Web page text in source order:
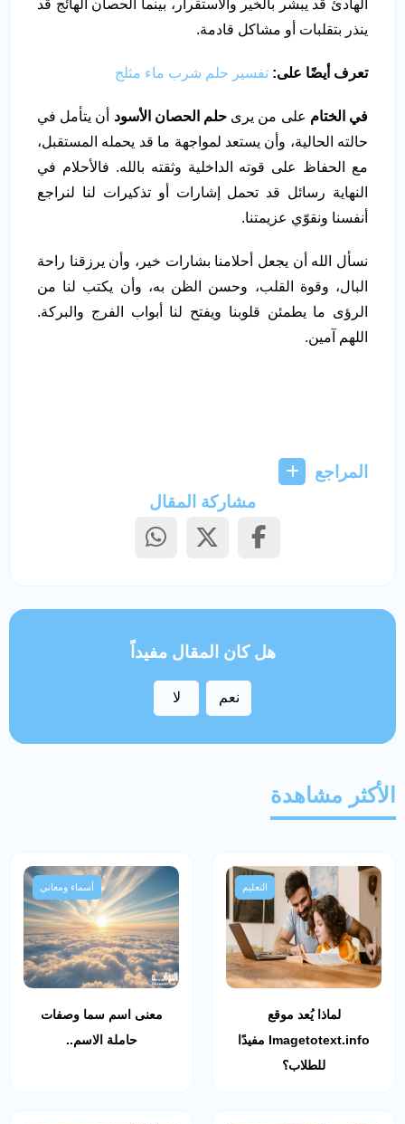
الهادئ قد يبشر بالخير والاستقرار، بينما الحصان الهائج قد
ينذر بتقلبات أو مشاكل قادمة.
تعرف أيضًا على: تفسير حلم شرب ماء مثلج
في الختام على من يرى حلم الحصان الأسود أن يتأمل في
حالته الحالية، وأن يستعد لمواجهة ما قد يحمله المستقبل،
مع الحفاظ على قوته الداخلية وثقته بالله. فالأحلام في
النهاية رسائل قد تحمل إشارات أو تذكيرات لنا لنراجع
أنفسنا ونقوّي عزيمتنا.
نسأل الله أن يجعل أحلامنا بشارات خير، وأن يرزقنا راحة
البال، وقوة القلب، وحسن الظن به، وأن يكتب لنا من
الرؤى ما يطمئن قلوبنا ويفتح لنا أبواب الفرج والبركة.
اللهم آمين.
المراجع
مشاركة المقال
هل كان المقال مفيداً
نعم لا
الأكثر مشاهدة
التعليم
لماذا يُعد موقع
Imagetotext.info مفيدًا
للطلاب؟
أسماء ومعاني
معنى اسم سما وصفات
حاملة الاسم..